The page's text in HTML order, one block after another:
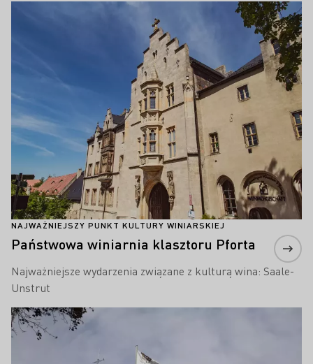
NAJWAŻNIEJSZY PUNKT KULTURY WINIARSKIEJ
Państwowa winiarnia klasztoru Pforta
Najważniejsze wydarzenia związane z kulturą wina: Saale-
Unstrut
Proszę dowiedzieć się więcej
Proszę dowiedzieć się więcej